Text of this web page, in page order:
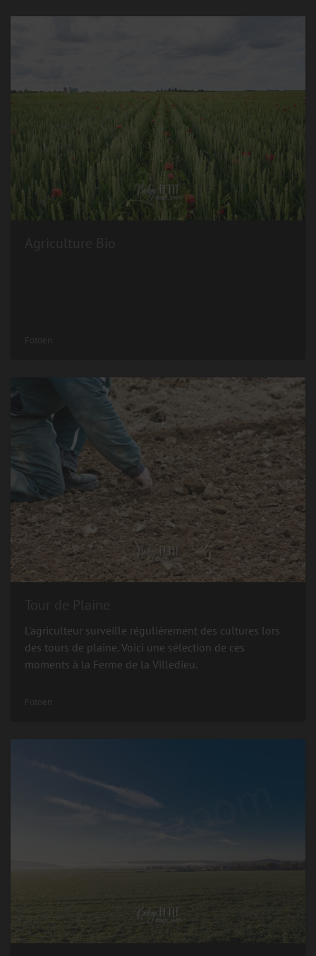
Fotoen
L'agriculteur surveille régulièrement des cultures lors
des tours de plaine. Voici une sélection de ces
moments à la Ferme de la Villedieu.
Fotoen